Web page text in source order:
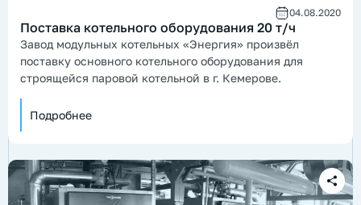
04.08.2020
Поставка котельного оборудования 20 т/ч
Завод модульных котельных «Энергия» произвёл
поставку основного котельного оборудования для
строящейся паровой котельной в г. Кемерове.
Подробнее